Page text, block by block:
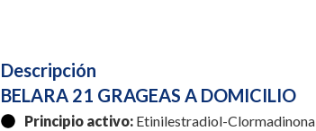
Descripción
BELARA 21 GRAGEAS A DOMICILIO
Principio activo:Etinilestradiol-Clormadinona